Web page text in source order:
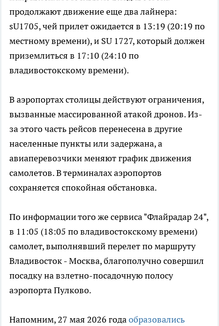
продолжают движение еще два лайнера:
sU1705, чей прилет ожидается в 13:19 (20:19 по
местному времени), и SU 1727, который должен
приземлиться в 17:10 (24:10 по
владивостокскому времени).
В аэропортах столицы действуют ограничения,
вызванные массированной атакой дронов. Из-
за этого часть рейсов перенесена в другие
населенные пункты или задержана, а
авиаперевозчики меняют график движения
самолетов. В терминалах аэропортов
сохраняется спокойная обстановка.
По информации того же сервиса "Флайрадар 24",
в 11:05 (18:05 по владивостокскому времени)
самолет, выполнявший перелет по маршруту
Владивосток - Москва, благополучно совершил
посадку на взлетно-посадочную полосу
аэропорта Пулково.
Напомним, 27 мая 2026 годаобразовались